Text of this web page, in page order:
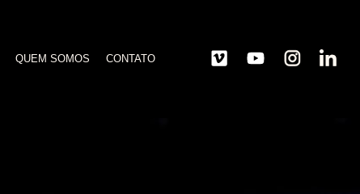
QUEM SOMOS CONTATO